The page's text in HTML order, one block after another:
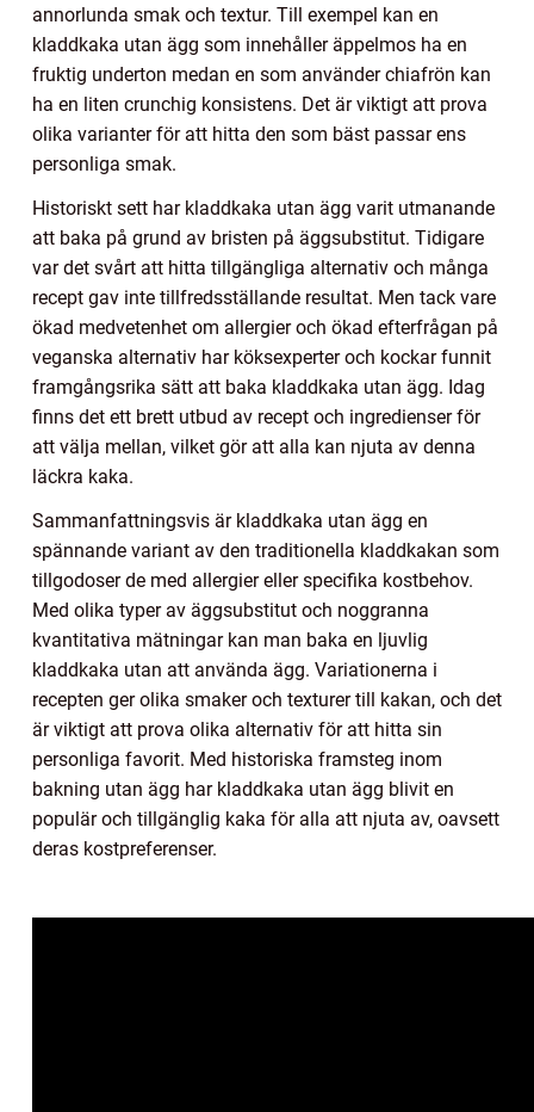
annorlunda smak och textur. Till exempel kan en
kladdkaka utan ägg som innehåller äppelmos ha en
fruktig underton medan en som använder chiafrön kan
ha en liten crunchig konsistens. Det är viktigt att prova
olika varianter för att hitta den som bäst passar ens
personliga smak.
Historiskt sett har kladdkaka utan ägg varit utmanande
att baka på grund av bristen på äggsubstitut. Tidigare
var det svårt att hitta tillgängliga alternativ och många
recept gav inte tillfredsställande resultat. Men tack vare
ökad medvetenhet om allergier och ökad efterfrågan på
veganska alternativ har köksexperter och kockar funnit
framgångsrika sätt att baka kladdkaka utan ägg. Idag
finns det ett brett utbud av recept och ingredienser för
att välja mellan, vilket gör att alla kan njuta av denna
läckra kaka.
Sammanfattningsvis är kladdkaka utan ägg en
spännande variant av den traditionella kladdkakan som
tillgodoser de med allergier eller specifika kostbehov.
Med olika typer av äggsubstitut och noggranna
kvantitativa mätningar kan man baka en ljuvlig
kladdkaka utan att använda ägg. Variationerna i
recepten ger olika smaker och texturer till kakan, och det
är viktigt att prova olika alternativ för att hitta sin
personliga favorit. Med historiska framsteg inom
bakning utan ägg har kladdkaka utan ägg blivit en
populär och tillgänglig kaka för alla att njuta av, oavsett
deras kostpreferenser.